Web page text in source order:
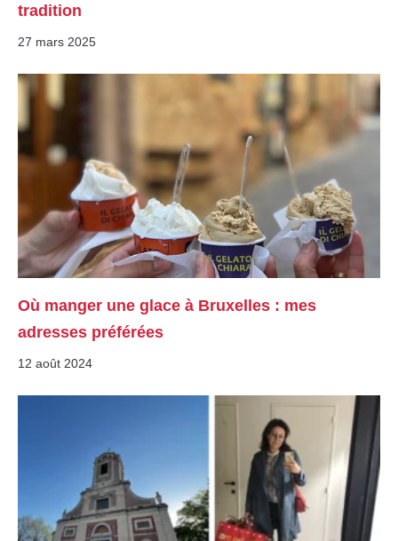
tradition
27 mars 2025
Où manger une glace à Bruxelles : mes
adresses préférées
12 août 2024